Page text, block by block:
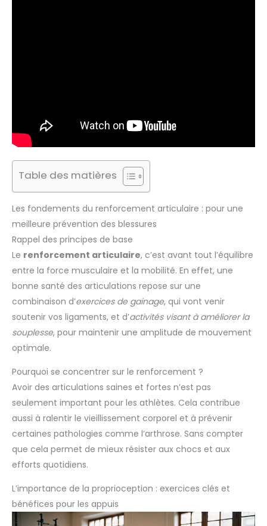
Table des matières
Les fondements du renforcement articulaire : pour une
meilleure prévention des blessures
Rappel des principes de base
Le renforcement articulaire, c’est avant tout l’équilibre
entre la force musculaire et la mobilité. En effet, une
bonne santé des articulations repose sur une
combinaison d’exercices de gainage, qui vont venir
soutenir vos ligaments, et d’activités visant à améliorer la
souplesse, pour maintenir une amplitude de mouvement
optimale.
Pourquoi se concentrer sur le renforcement ?
Avoir des articulations saines et fortes n’est pas
seulement important pour les athlètes. Cela contribue
aussi à ralentir le vieillissement corporel et à prévenir
certaines pathologies comme l’arthrose. Sans compter
que cela permet de mieux résister aux chocs et aux
efforts quotidiens.
L’importance de la proprioception : exercices clés et
bénéfices pour les appuis